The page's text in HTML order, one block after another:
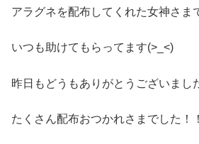
アラグネを配布してくれた女神さま
いつも助けてもらってます(>_<)
昨日もどうもありがとうございまし
たくさん配布おつかれさまでした！！